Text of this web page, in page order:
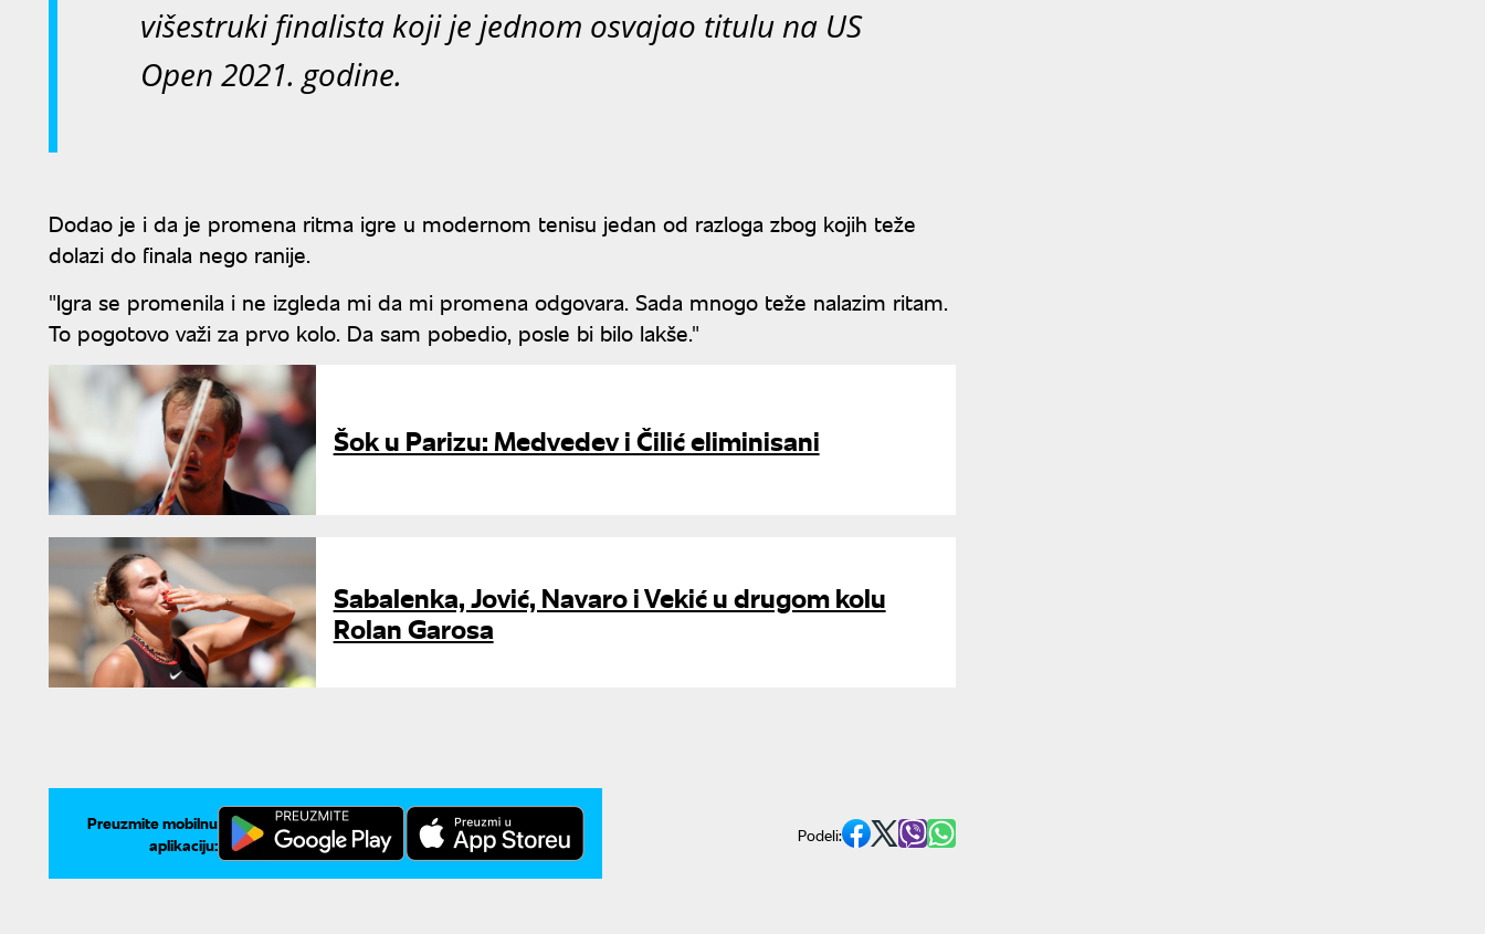
višestruki finalista koji je jednom osvajao titulu na US
Open 2021. godine.
Dodao je i da je promena ritma igre u modernom tenisu jedan od razloga zbog kojih teže
dolazi do finala nego ranije.
"Igra se promenila i ne izgleda mi da mi promena odgovara. Sada mnogo teže nalazim ritam.
To pogotovo važi za prvo kolo. Da sam pobedio, posle bi bilo lakše."
Šok u Parizu: Medvedev i Čilić eliminisani
Sabalenka, Jović, Navaro i Vekić u drugom kolu
Rolan Garosa
Preuzmite mobilnu
aplikaciju:
Podeli: